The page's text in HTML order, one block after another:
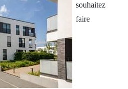
souhaitez
faire